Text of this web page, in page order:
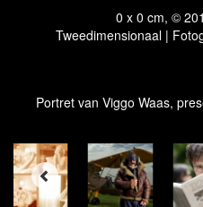
0 x 0 cm, ©
Tweedimensionaal |
Portret van Viggo Waas,